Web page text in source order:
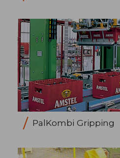
PalKombi Gripping